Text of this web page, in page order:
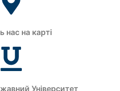
нас на карті
Університет